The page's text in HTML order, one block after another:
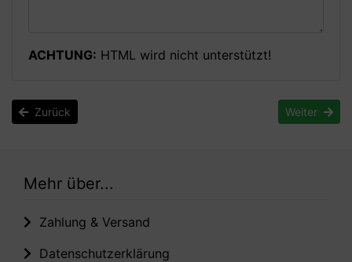
ACHTUNG: HTML wird nicht unterstützt!
Zurück Weiter
Mehr über...
Zahlung & Versand
Datenschutzerklärung